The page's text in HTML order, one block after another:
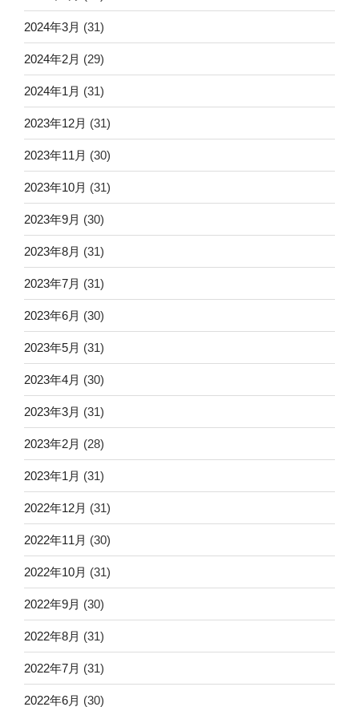
2024年3月 (31)
2024年2月 (29)
2024年1月 (31)
2023年12月 (31)
2023年11月 (30)
2023年10月 (31)
2023年9月 (30)
2023年8月 (31)
2023年7月 (31)
2023年6月 (30)
2023年5月 (31)
2023年4月 (30)
2023年3月 (31)
2023年2月 (28)
2023年1月 (31)
2022年12月 (31)
2022年11月 (30)
2022年10月 (31)
2022年9月 (30)
2022年8月 (31)
2022年7月 (31)
2022年6月 (30)